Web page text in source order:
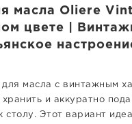
масла Oliere
цвете |
масла с винтажным
и аккуратно
столу. Этот вариант